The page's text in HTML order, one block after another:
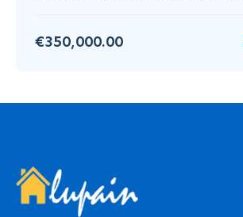
€350,000.00